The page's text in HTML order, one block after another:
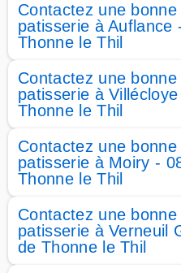
Contactez une
patisserie à Auflance
Thonne le Thil
Contactez une
patisserie à
Thonne le Thil
Contactez une
patisserie à Moiry -
Thonne le Thil
Contactez une
patisserie à Verneuil
de Thonne le Thil